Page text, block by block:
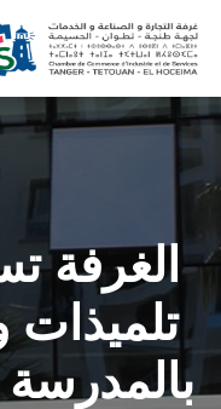
الغرفة
تلميذات
بالمدرسة